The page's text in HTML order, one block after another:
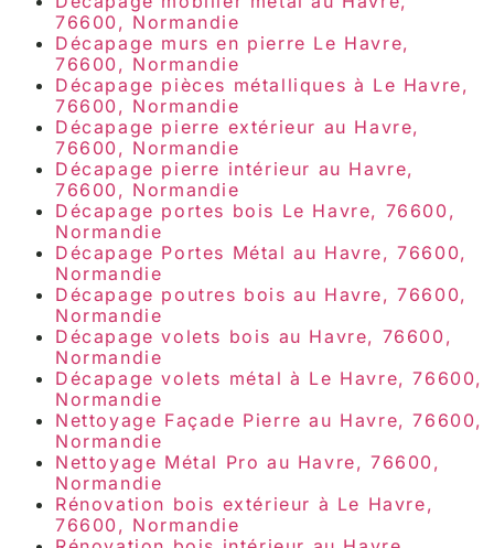
76600, Normandie
Décapage murs en pierre Le Havre,
76600, Normandie
Décapage pièces métalliques à Le Havre,
76600, Normandie
Décapage pierre extérieur au Havre,
76600, Normandie
Décapage pierre intérieur au Havre,
76600, Normandie
Décapage portes bois Le Havre, 76600,
Normandie
Décapage Portes Métal au Havre, 76600,
Normandie
Décapage poutres bois au Havre, 76600,
Normandie
Décapage volets bois au Havre, 76600,
Normandie
Décapage volets métal à Le Havre, 76600,
Normandie
Nettoyage Façade Pierre au Havre, 76600,
Normandie
Nettoyage Métal Pro au Havre, 76600,
Normandie
Rénovation bois extérieur à Le Havre,
76600, Normandie